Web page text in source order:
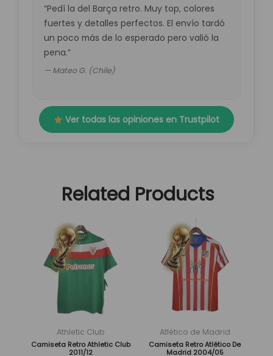
“Pedí la del Barça retro. Muy top, colores
fuertes y detalles perfectos. El envío tardó
un poco más de lo esperado pero valió la
pena.”
— Mateo G. (Chile)
Ver todas las opiniones en Trustpilot
Related Products
Athletic Club
Camiseta Retro Athletic Club
2011/12
El
precio
original
era:
89,95 €.
es:
producto
tiene
múltiples
variantes.
Las
opciones
se
pueden
Atlético de Madrid
Camiseta Retro Atlético De
Madrid 2004/05
precio
original
era:
89,95 €.
es:
producto
tiene
múltiples
variantes.
Las
opciones
se
pueden